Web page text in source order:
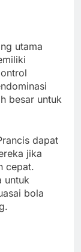
utama
besar untuk
dapat
jika
cepat.
untuk
bola